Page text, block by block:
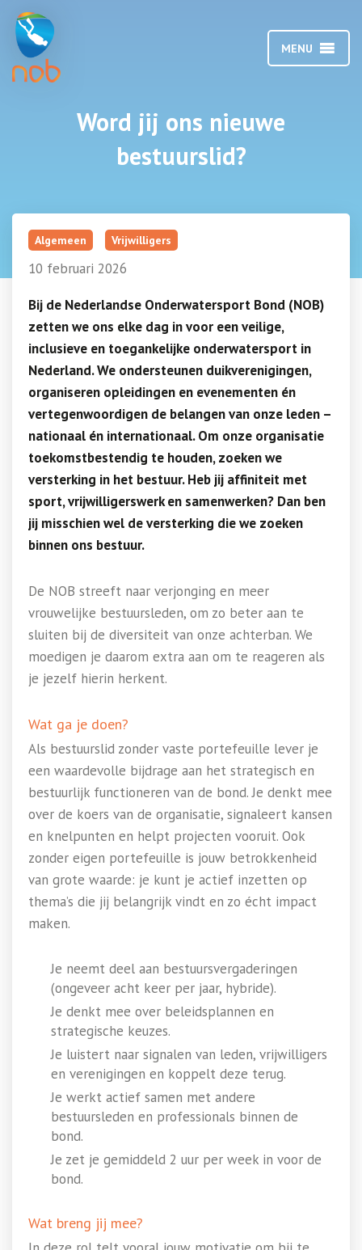
MENU
Word jij ons nieuwe
bestuurslid?
Algemeen Vrijwilligers
10 februari 2026
Bij de Nederlandse Onderwatersport Bond (NOB)
zetten we ons elke dag in voor een veilige,
inclusieve en toegankelijke onderwatersport in
Nederland. We ondersteunen duikverenigingen,
organiseren opleidingen en evenementen én
vertegenwoordigen de belangen van onze leden –
nationaal én internationaal. Om onze organisatie
toekomstbestendig te houden, zoeken we
versterking in het bestuur. Heb jij affiniteit met
sport, vrijwilligerswerk en samenwerken? Dan ben
jij misschien wel de versterking die we zoeken
binnen ons bestuur.
De NOB streeft naar verjonging en meer
vrouwelijke bestuursleden, om zo beter aan te
sluiten bij de diversiteit van onze achterban. We
moedigen je daarom extra aan om te reageren als
je jezelf hierin herkent.
Wat ga je doen?
Als bestuurslid zonder vaste portefeuille lever je
een waardevolle bijdrage aan het strategisch en
bestuurlijk functioneren van de bond. Je denkt mee
over de koers van de organisatie, signaleert kansen
en knelpunten en helpt projecten vooruit. Ook
zonder eigen portefeuille is jouw betrokkenheid
van grote waarde: je kunt je actief inzetten op
thema’s die jij belangrijk vindt en zo écht impact
maken.
Je neemt deel aan bestuursvergaderingen
(ongeveer acht keer per jaar, hybride).
Je denkt mee over beleidsplannen en
strategische keuzes.
Je luistert naar signalen van leden, vrijwilligers
en verenigingen en koppelt deze terug.
Je werkt actief samen met andere
bestuursleden en professionals binnen de
bond.
Je zet je gemiddeld 2 uur per week in voor de
bond.
Wat breng jij mee?